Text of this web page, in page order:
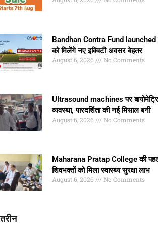
Bandhan Contra Fund launched
को मिलेंगे नए इक्विटी अवसर बेहतर
August 6, 2026 No Comments
Ultrasound machines पर
व्यवस्था, पारदर्शिता की नई मिसाल बनी
August 6, 2026 No Comments
Maharana Pratap College की
शिवभक्तों को मिला स्वास्थ्य सुरक्षा लाभ
August 6, 2026 No Comments